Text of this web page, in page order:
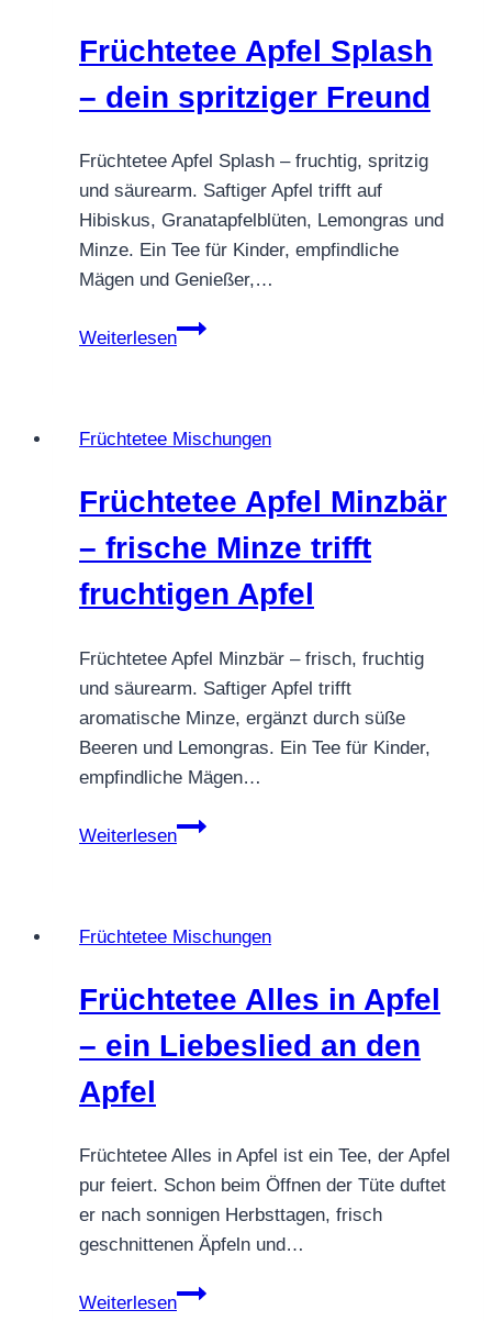
ein
warmer
Seelenstreichler
Früchtetee Apfel Splash
– dein spritziger Freund
Früchtetee Apfel Splash – fruchtig, spritzig
und säurearm. Saftiger Apfel trifft auf
Hibiskus, Granatapfelblüten, Lemongras und
Minze. Ein Tee für Kinder, empfindliche
Mägen und Genießer,…
Weiterlesen
Früchtetee
dein
Freund
Früchtetee Mischungen
Früchtetee Apfel Minzbär
– frische Minze trifft
fruchtigen Apfel
Früchtetee Apfel Minzbär – frisch, fruchtig
und säurearm. Saftiger Apfel trifft
aromatische Minze, ergänzt durch süße
Beeren und Lemongras. Ein Tee für Kinder,
empfindliche Mägen…
Weiterlesen
Früchtetee
frische
trifft
fruchtigen
Apfel
Früchtetee Mischungen
Früchtetee Alles in Apfel
– ein Liebeslied an den
Apfel
Früchtetee Alles in Apfel ist ein Tee, der Apfel
pur feiert. Schon beim Öffnen der Tüte duftet
er nach sonnigen Herbsttagen, frisch
geschnittenen Äpfeln und…
Weiterlesen
Früchtetee